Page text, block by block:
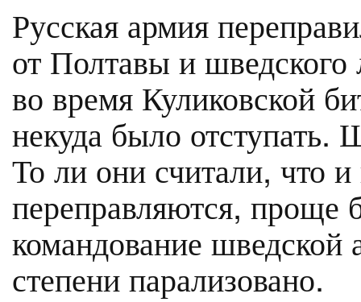
Русская армия
от Полтавы и шведского
во время Куликовской
некуда было
То ли они считали, что и
переправляются, проще
командование
степени парализовано.